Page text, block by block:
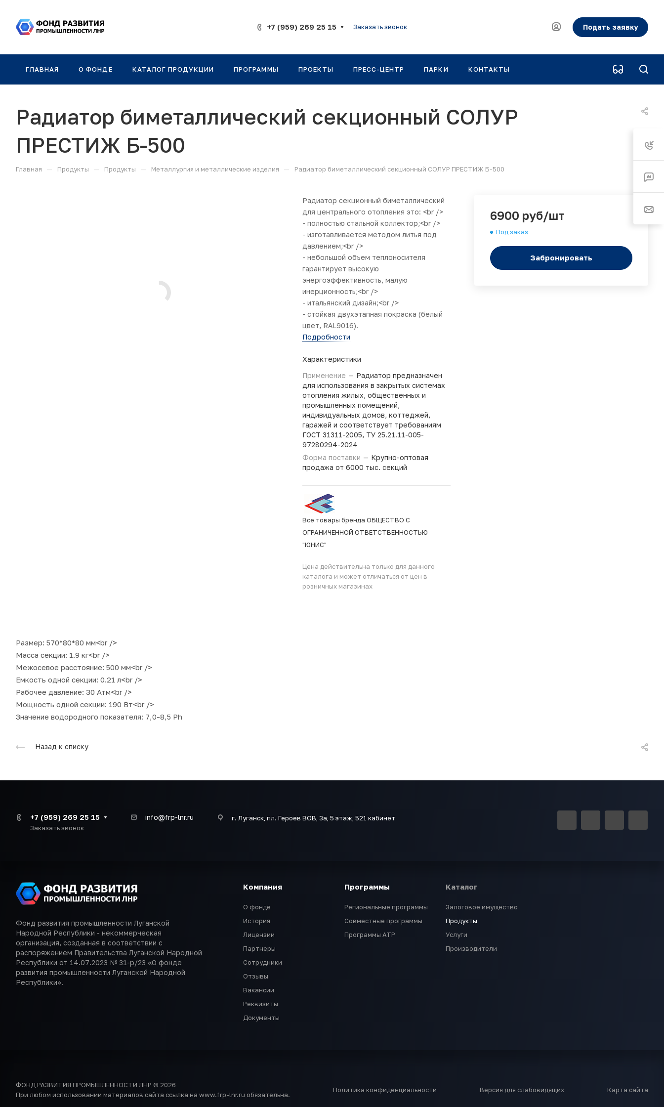
+7 (959) 269 25 15 Заказать звонок Подать заявку
ГЛАВНАЯ О ФОНДЕ КАТАЛОГ ПРОДУКЦИИ ПРОГРАММЫ ПРОЕКТЫ ПРЕСС-ЦЕНТР ПАРКИ КОНТАКТЫ
Радиатор биметаллический секционный СОЛУР
ПРЕСТИЖ Б-500
Главная — Продукты — Продукты — Металлургия и металлические изделия — Радиатор биметаллический секционный СОЛУР ПРЕСТИЖ Б-500
6900 руб/шт
Под заказ
Забронировать
Радиатор секционный биметаллический
для центрального отопления это: <br />
- полностью стальной коллектор;<br />
- изготавливается методом литья под
давлением;<br />
- небольшой объем теплоносителя
гарантирует высокую
энергоэффективность, малую
инерционность;<br />
- итальянский дизайн;<br />
- стойкая двухэтапная покраска (белый
цвет, RAL9016).
Подробности
Характеристики
Применение — Радиатор предназначен
для использования в закрытых системах
отопления жилых, общественных и
промышленных помещений,
индивидуальных домов, коттеджей,
гаражей и соответствует требованиям
ГОСТ 31311-2005, ТУ 25.21.11-005-
97280294-2024
Форма поставки — Крупно-оптовая
продажа от 6000 тыс. секций
Все товары бренда ОБЩЕСТВО С
ОГРАНИЧЕННОЙ ОТВЕТСТВЕННОСТЬЮ
"ЮНИС"
Цена действительна только для данного
каталога и может отличаться от цен в
розничных магазинах
Размер: 570*80*80 мм<br />
Масса секции: 1.9 кг<br />
Межосевое расстояние: 500 мм<br />
Емкость одной секции: 0.21 л<br />
Рабочее давление: 30 Атм<br />
Мощность одной секции: 190 Вт<br />
Значение водородного показателя: 7,0-8,5 Ph
Назад к списку
+7 (959) 269 25 15
Заказать звонок
info@frp-lnr.ru г. Луганск, пл. Героев ВОВ, 3а, 5 этаж, 521 кабинет
Фонд развития промышленности Луганской
Народной Республики - некоммерческая
организация, созданная в соответствии с
распоряжением Правительства Луганской Народной
Республики от 14.07.2023 № 31-р/23 «О фонде
развития промышленности Луганской Народной
Республики».
Компания
О фонде
История
Лицензии
Партнеры
Сотрудники
Отзывы
Вакансии
Реквизиты
Документы
Программы
Региональные программы
Совместные программы
Программы АТР
Каталог
Залоговое имущество
Продукты
Услуги
Производители
ФОНД РАЗВИТИЯ ПРОМЫШЛЕННОСТИ ЛНР © 2026
При любом использовании материалов сайта ссылка на www.frp-lnr.ru обязательна.
Политика конфиденциальности Версия для слабовидящих Карта сайта